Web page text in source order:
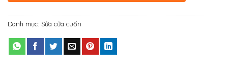
Danh mục: Sửa cửa cuốn